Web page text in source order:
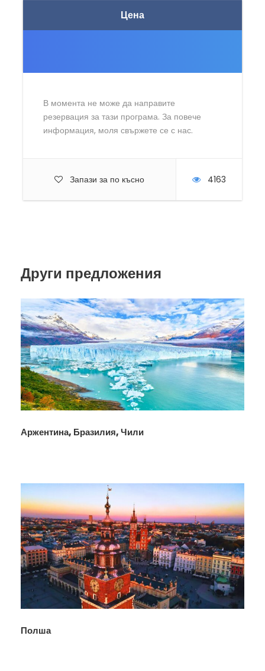
Цена
В момента не може да направите
резервация за тази програма. За повече
информация, моля свържете се с нас.
Запази за по късно 4163
Други предложения
Аржентина, Бразилия, Чили
Полша